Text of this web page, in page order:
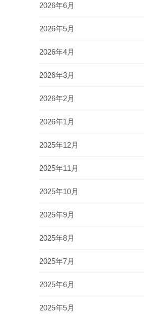
2026年6月
2026年5月
2026年4月
2026年3月
2026年2月
2026年1月
2025年12月
2025年11月
2025年10月
2025年9月
2025年8月
2025年7月
2025年6月
2025年5月